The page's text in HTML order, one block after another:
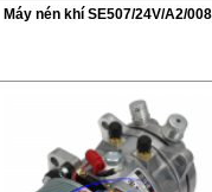
Máy nén khí SE507/24V/A2/